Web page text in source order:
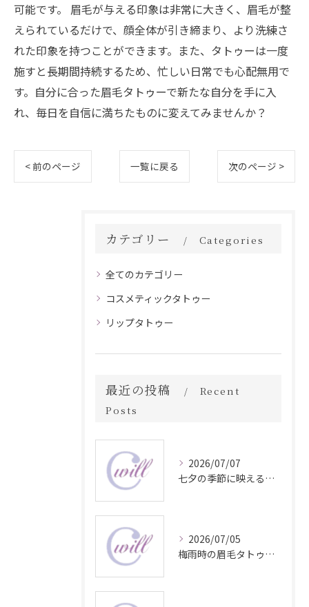
可能です。 眉毛が与える印象は非常に大きく、眉毛が整
えられているだけで、顔全体が引き締まり、より洗練さ
れた印象を持つことができます。また、タトゥーは一度
施すと長期間持続するため、忙しい日常でも心配無用で
す。自分に合った眉毛タトゥーで新たな自分を手に入
れ、毎日を自信に満ちたものに変えてみませんか？
< 前のページ 一覧に戻る 次のページ >
カテゴリー Categories
全てのカテゴリー
コスメティックタトゥー
リップタトゥー
最近の投稿
Recent
Posts
2026/07/07
七夕の季節に映える眉毛タトゥー技術
2026/07/05
梅雨時の眉毛タトゥー美容法